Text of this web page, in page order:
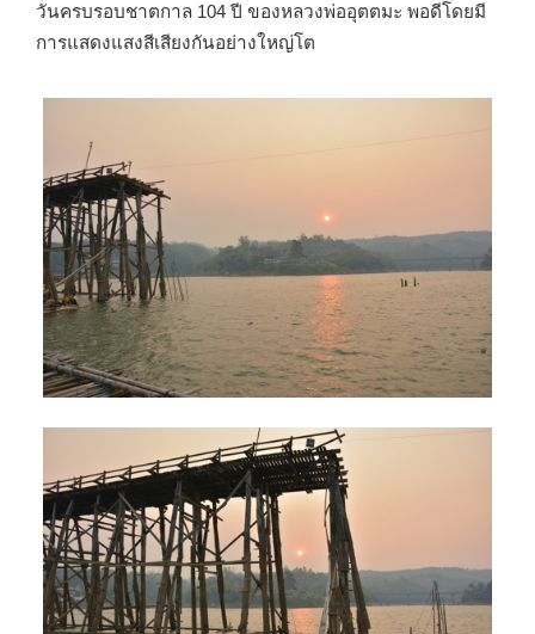
วันครบรอบชาตกาล 104 ปี ของหลวงพ่ออุตตมะ พอดีโดยมี
การแสดงแสงสีเสียงกันอย่างใหญ่โต